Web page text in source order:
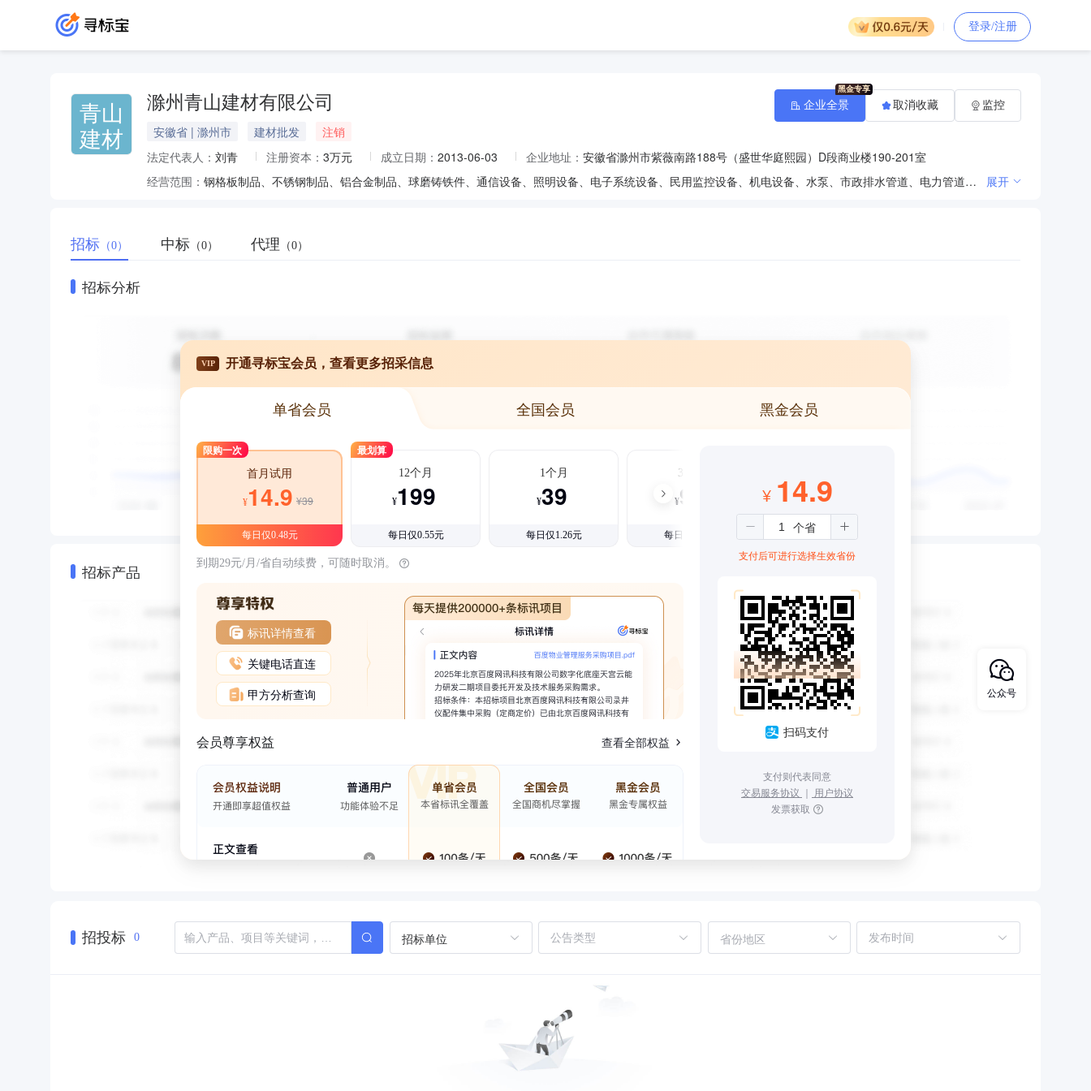
登录/注册
青山
建材
滁州青山建材有限公司
安徽省 | 滁州市 建材批发
注销
法定代表人： 刘青 注册资本： 3万元 成立日期： 2013-06-03 企业地址： 安徽省滁州市紫薇南路188号（盛世华庭熙园）D段商业楼190-201室
经营范围：
钢格板制品、不锈钢制品、铝合金制品、球磨铸铁件、通信设备、照明设备、电子系统设备、民用监控设备、机电设备、水泵、市政排水管道、电力管道、通讯管道、供水管道销售与安装；铜铸、玻璃钢雕塑、防腐木牌楼制作、销售与安装；瓷砖、五金、厨卫用具、太阳能热水器、灯具、电线电缆、门窗制品、铝型材料、橡胶制品、塑料制品、环保材料、壁纸、窗帘、涂料、家具、钢材、水泥、苗木、健身运动器材销售；道路清扫、运输（不含渣土运输）；保洁服务；标识标牌设计、制作与安装；设计、制作、发布、代理国内各类广告；混凝土、电子产品销售；大理石、花岗岩加工及销售。（依法须经批准的项目，经相关部门批准后方可开展经营活动） 展开
企业全景 取消收藏 监控
招标 （0） 中标 （0） 代理 （0）
招标分析
招标产品
VIP 开通寻标宝会员，查看更多招采信息
单省会员 全国会员 黑金会员
限购一次
首月试用
¥14.9 ¥39
每日仅0.48元
最划算
12个月
¥199
每日仅0.55元
1个月
¥39
每日仅1.26元
3个月
¥99
每日仅1.08元
到期29元/月/省自动续费，可随时取消。
标讯详情查看
关键电话直连
甲方分析查询
会员尊享权益 查看全部权益
¥ 14.9
支付后可进行选择生效省份
扫码支付
支付则代表同意
交易服务协议 ｜ 用户协议
发票获取
招投标 0 招标单位 省份地区
公众号